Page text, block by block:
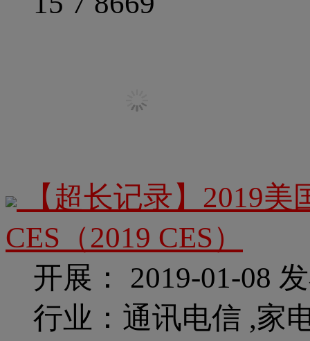
【超长记录】2019
CES（2019 CES）
开展： 2019-01-08
行业：通讯电信 ,家